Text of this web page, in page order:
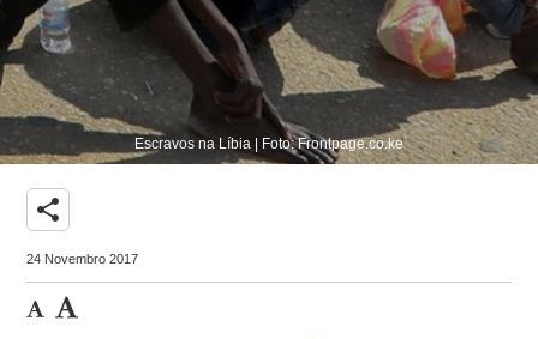
Escravos na Líbia | Foto: Frontpage.co.ke
share
24 Novembro 2017